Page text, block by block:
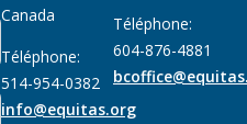
Canada
Téléphone:
514-954-0382
info@equitas.org
Téléphone:
604-876-4881